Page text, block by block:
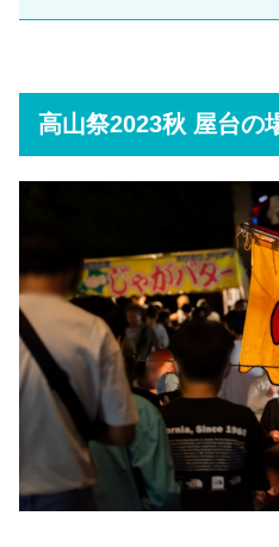
高山祭2023秋 屋台の